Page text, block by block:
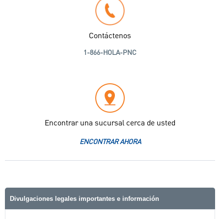
Contáctenos
1-866-HOLA-PNC
Encontrar una sucursal cerca de usted
ENCONTRAR AHORA
Divulgaciones legales importantes e información